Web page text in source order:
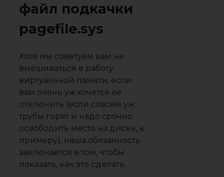
файл подкачки
pagefile.sys
Хотя мы советуем вам не
вмешиваться в работу
виртуальной памяти, если
вам очень уж хочется ее
отключить (если совсем уж
трубы горят и надо срочно
освободить место на диске, к
примеру), наша обязанность
заключается в том, чтобы
показать, как это сделать.